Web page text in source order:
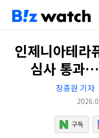
인제니아테라
심사 통과
장종원 기자